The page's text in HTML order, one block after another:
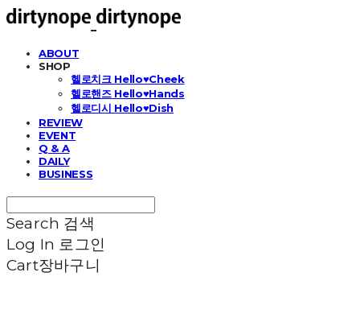
ABOUT
SHOP
헬로치크 Hello♥Cheek
헬로핸즈 Hello♥Hands
헬로디시 Hello♥Dish
REVIEW
EVENT
Q & A
DAILY
BUSINESS
Search 검색
Log In 로그인
Cart장바구니